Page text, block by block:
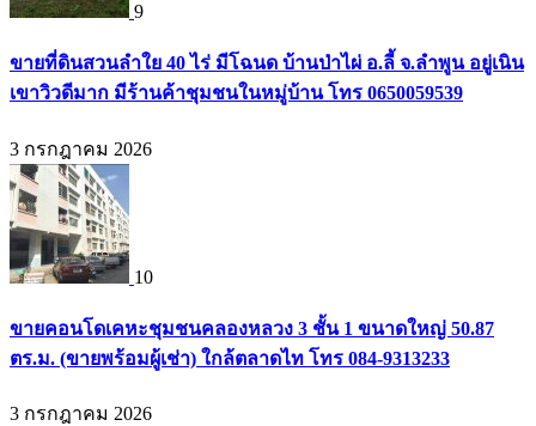
9
ขายที่ดินสวนลำใย 40 ไร่ มีโฉนด บ้านป่าไผ่ อ.ลี้ จ.ลำพูน อยู่เนิน
เขาวิวดีมาก มีร้านค้าชุมชนในหมู่บ้าน โทร 0650059539
3 กรกฎาคม 2026
10
ขายคอนโดเคหะชุมชนคลองหลวง 3 ชั้น 1 ขนาดใหญ่ 50.87
ตร.ม. (ขายพร้อมผู้เช่า) ใกล้ตลาดไท โทร 084-9313233
3 กรกฎาคม 2026